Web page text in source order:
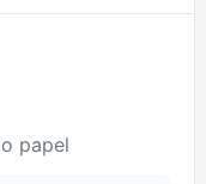
papel